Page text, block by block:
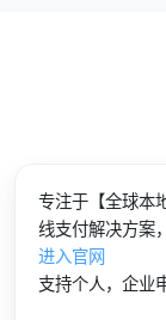
专注于【全球本
线支付解决方案
进入官网
支持个人，企业